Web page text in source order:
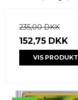
235,00 DKK
152,75 DKK
VIS PRODUKT